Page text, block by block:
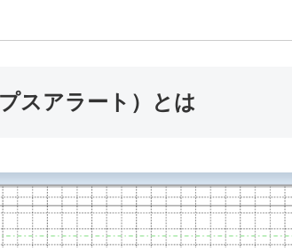
スアラート）とは